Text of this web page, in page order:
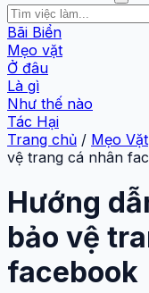
Bãi Biển
Mẹo vặt
Ở đâu
Là gì
Như thế nào
Tác Hại
Trang chủ / Mẹo Vặt
vệ trang cá nhân
Hướng
bảo vệ
facebook